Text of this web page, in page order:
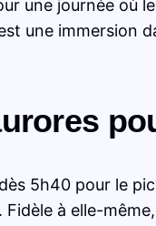
une journée où
une
5h40 pour le
à elle-